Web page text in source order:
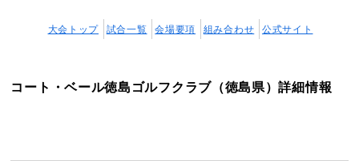
大会トップ 試合一覧 会場要項 組み合わせ 公式サイト
コート・ベール徳島ゴルフクラブ（徳島県）詳細情報